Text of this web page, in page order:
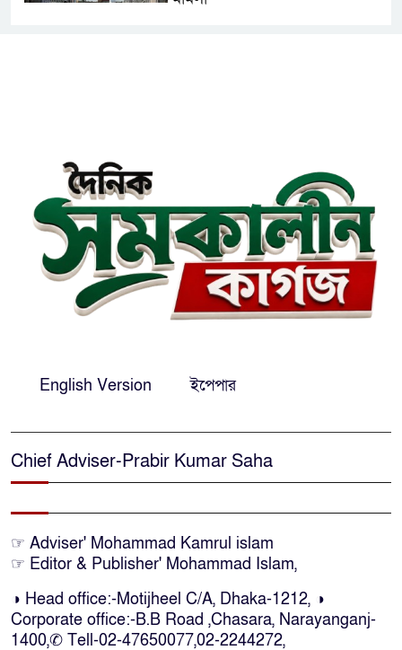
সোনারগাঁয়ের জলাবদ্ধতা নিরসনে দ্রুত
পদক্ষেপের নির্দেশ: বিভাগীয়
কমিশনারের
নারায়ণগঞ্জে দিনমজুরের রহস্যজনক
প্রাণনাশের আশঙ্কা থাকলেও ডিসেম্বরের
নির্দিষ্ট কোনো মামলা না থাকলে ‘শ্যোন
অ্যারেস্ট’ নয়, হাইকোর্টের আদেশ
স্থগিত
লাশ আনা’সহ পূর্ণ সহায়তার আশ্বাস
ইউএনও’র
English Version ইপেপার
Chief Adviser-Prabir Kumar Saha
☞ Adviser' Mohammad Kamrul islam
☞ Editor & Publisher' Mohammad Islam,
◑ Head office:-Motijheel C/A, Dhaka-1212, ◑
Corporate office:-B.B Road ,Chasara, Narayanganj-
1400,✆ Tell-02-47650077,02-2244272,